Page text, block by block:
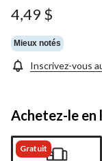
4,49 $
Mieux notés
Inscrivez-vous
Achetez-le en
Gratuit